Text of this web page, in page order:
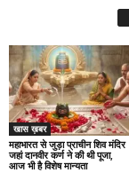
खास ख़बर
महाभारत से जुड़ा प्राचीन शिव मंदिर
जहां दानवीर कर्ण ने की थी पूजा,
आज भी है विशेष मान्यता